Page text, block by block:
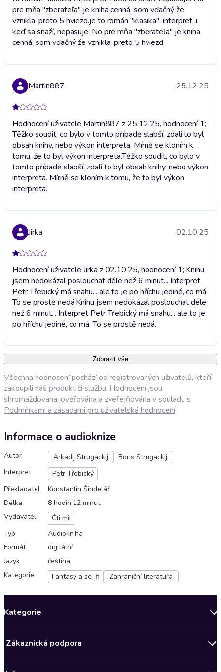
pre mňa "zberateľa" je kniha cenná. som vďačný že
vznikla. preto 5 hviezd.je to román "klasika". interpret, i
keď sa snaží, nepasuje. No pre mňa "zberateľa" je kniha
cenná. som vďačný že vznikla. preto 5 hviezd.
Martin887 25.12.25
Hodnocení uživatele Martin887 z 25.12.25, hodnocení 1;
Těžko soudit, co bylo v tomto případě slabší, zdali to byl
obsah knihy, nebo výkon interpreta. Mírně se kloním k
tomu, že to byl výkon interpreta.Těžko soudit, co bylo v
tomto případě slabší, zdali to byl obsah knihy, nebo výkon
interpreta. Mírně se kloním k tomu, že to byl výkon
interpreta.
Jirka 02.10.25
Hodnocení uživatele Jirka z 02.10.25, hodnocení 1; Knihu
jsem nedokázal poslouchat déle než 6 minut... Interpret
Petr Třebický má snahu... ale to je po hříchu jediné, co má.
To se prostě nedá.Knihu jsem nedokázal poslouchat déle
než 6 minut... Interpret Petr Třebický má snahu... ale to je
po hříchu jediné, co má. To se prostě nedá.
Zobrazit vše
Všechna hodnocení pochází od registrovaných uživatelů, kteří
zakoupili náš produkt či službu. Hodnocení jsou
shromažďována, ověřována a zveřejňována v souladu s
Podmínkami a zásadami pro uživatelská hodnocení
Informace o audioknize
Autor Arkadij Strugackij
Boris Strugackij
Interpret
Petr Třebický
Překladatel
Konstantin Šindelář
Délka
8 hodin 12 minut
Vydavatel
Čti mi!
Typ
Audiokniha
Formát
digitální
Jazyk
čeština
Kategorie
Fantasy a sci-fi Zahraniční literatura
Kategorie
Bestsellery měsíce
Zákaznická podpora